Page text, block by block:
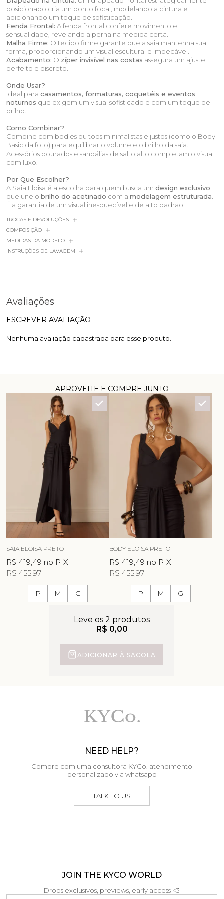
posicionado cria um ponto focal, modelando a cintura e
adicionando um toque de sofisticação.
Fenda Frontal: A fenda frontal confere movimento e
sensualidade, revelando a perna na medida certa.
Malha Firme: O tecido firme garante que a saia mantenha sua
forma, proporcionando um visual escultural e impecável.
Acabamento: O zíper invisível nas costas assegura um ajuste
perfeito e discreto.
Onde Usar?
Ideal paracasamentos, formaturas, coquetéis e eventos
noturnos que exigem um visual sofisticado e com um toque de
brilho.
Como Combinar?
Combine com bodies ou tops minimalistas e justos (como o Body
Basic da foto) para equilibrar o volume e o brilho da saia.
Acessórios dourados e sandálias de salto alto completam o visual
com luxo.
Por Que Escolher?
A Saia Eloisa é a escolha para quem busca umdesign exclusivo,
que une obrilho do acetinado com amodelagem estruturada.
É a garantia de um visual inesquecível e de alto padrão.
TROCAS E DEVOLUÇÕES
COMPOSIÇÃO
INSTRUÇÕES DE LAVAGEM
MEDIDAS DA MODELO
Avaliações
ESCREVER AVALIAÇÃO
Nenhuma avaliação cadastrada para esse produto.
APROVEITE E COMPRE JUNTO
SAIA ELOISA PRETO
R$ 419,49 no PIX
R$ 455,97
P M G
BODY ELOISA PRETO
R$ 419,49 no PIX
R$ 455,97
P M G
Leve os 2 produtos
R$ 0,00
ADICIONAR À SACOLA
NEED HELP?
Compre com uma consultora KYCo. atendimento
personalizado via whatsapp
TALK TO US
JOIN THE KYCO WORLD
Drops exclusivos, previews, early access <3